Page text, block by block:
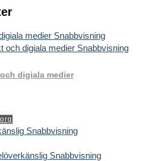
Snabbvisning
Snabbvisning
digiala medier
Snabbvisning
Snabbvisning